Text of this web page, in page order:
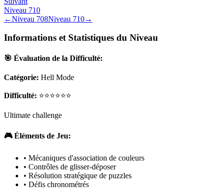
Niveau 710
←Niveau 708Niveau 710→
Informations et Statistiques du Niveau
🎯 Évaluation de la Difficulté:
Catégorie: Hell Mode
Difficulté: ⭐⭐⭐⭐⭐⭐
Ultimate challenge
🎮 Éléments de Jeu:
• Mécaniques d'association de couleurs
• Contrôles de glisser-déposer
• Résolution stratégique de puzzles
• Défis chronométrés